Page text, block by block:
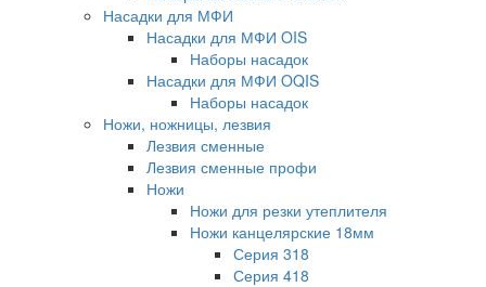
Насадки для МФИ
Насадки для МФИ OIS
Наборы насадок
Насадки для МФИ OQIS
Наборы насадок
Ножи, ножницы, лезвия
Лезвия сменные
Лезвия сменные профи
Ножи
Ножи для резки утеплителя
Ножи канцелярские 18мм
Серия 318
Серия 418